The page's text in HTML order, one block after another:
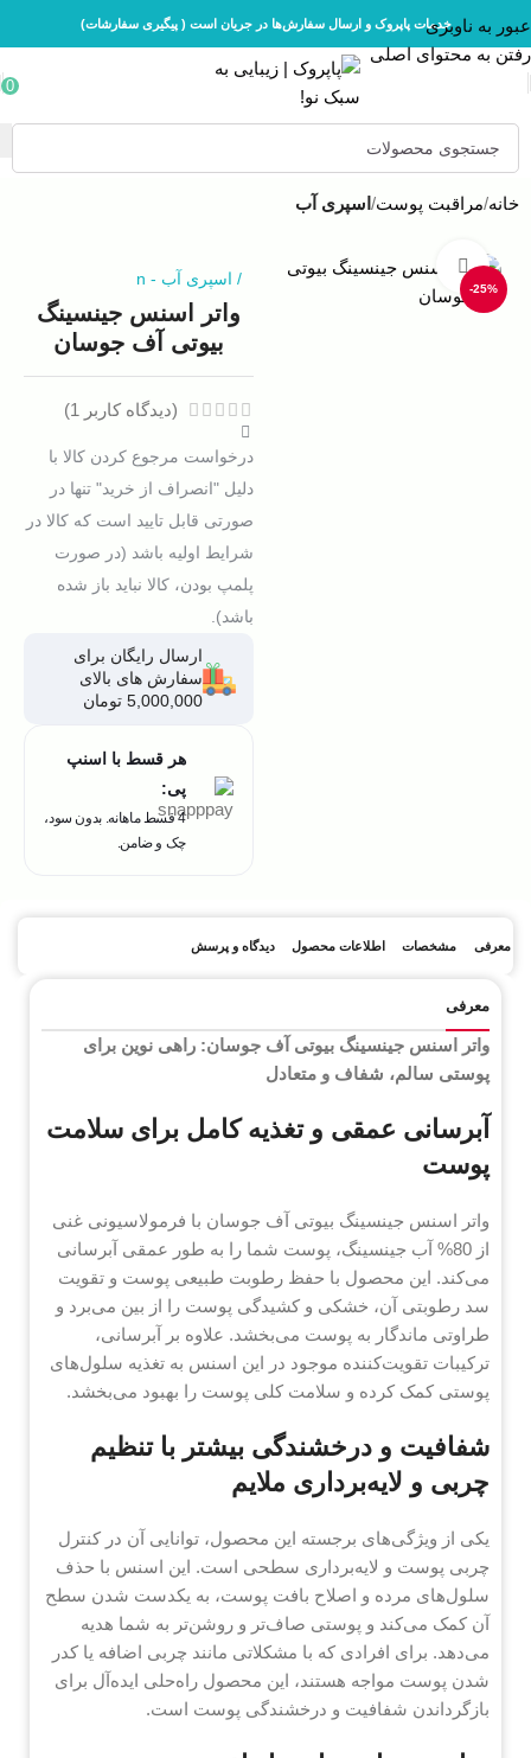
عبور به ناوبری
رفتن به محتوای اصلی
خدمات پاپروک و ارسال سفارش‌ها در جریان است ( پیگیری سفارشات)
0
خانه مراقبت پوست اسپری آب
-25%
بزرگنمایی تصویر
/ اسپری آب -
n
واتر اسنس جینسینگ
بیوتی آف جوسان
(دیدگاه کاربر 1
)
درخواست مرجوع کردن کالا با
دلیل "انصراف از خرید" تنها در
صورتی قابل تایید است که کالا در
شرایط اولیه باشد (در صورت
پلمپ بودن، کالا نباید باز شده
باشد).
ارسال رایگان برای
سفارش های بالای
5,000,000 تومان
هر قسط با اسنپ
پی:
4 قسط ماهانه. بدون سود،
چک و ضامن.
معرفی مشخصات اطلاعات محصول دیدگاه و پرسش
معرفی
واتر اسنس جینسینگ بیوتی آف جوسان: راهی نوین برای
پوستی سالم، شفاف و متعادل
آبرسانی عمقی و تغذیه کامل برای سلامت
پوست
واتر اسنس جینسینگ بیوتی آف جوسان با فرمولاسیونی غنی
از 80% آب جینسینگ، پوست شما را به طور عمقی آبرسانی
می‌کند. این محصول با حفظ رطوبت طبیعی پوست و تقویت
سد رطوبتی آن، خشکی و کشیدگی پوست را از بین می‌برد و
طراوتی ماندگار به پوست می‌بخشد. علاوه بر آبرسانی،
ترکیبات تقویت‌کننده موجود در این اسنس به تغذیه سلول‌های
پوستی کمک کرده و سلامت کلی پوست را بهبود می‌بخشد.
شفافیت و درخشندگی بیشتر با تنظیم
چربی و لایه‌برداری ملایم
یکی از ویژگی‌های برجسته این محصول، توانایی آن در کنترل
چربی پوست و لایه‌برداری سطحی است. این اسنس با حذف
سلول‌های مرده و اصلاح بافت پوست، به یکدست شدن سطح
آن کمک می‌کند و پوستی صاف‌تر و روشن‌تر به شما هدیه
می‌دهد. برای افرادی که با مشکلاتی مانند چربی اضافه یا کدر
شدن پوست مواجه هستند، این محصول راه‌حلی ایده‌آل برای
بازگرداندن شفافیت و درخشندگی پوست است.